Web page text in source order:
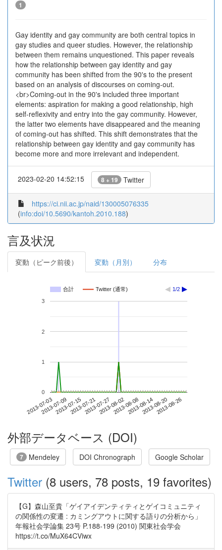
1
Gay identity and gay community are both central topics in
gay studies and queer studies. However, the relationship
between them remains unquestioned. This paper reveals
how the relationship between gay identity and gay
community has been shifted from the 90's to the present
based on an analysis of discourses on coming-out.
<br>Coming-out in the 90's included three important
elements: aspiration for making a good relationship, high
self-reflexivity and entry into the gay community. However,
the latter two elements have disappeared and the meaning
of coming-out has shifted. This shift demonstrates that the
relationship between gay identity and gay community has
become more and more irrelevant and independent.
2023-02-20 14:52:15 8 + 19 Twitter
https://ci.nii.ac.jp/naid/130005076335
(info:doi/10.5690/kantoh.2010.188)
言及状況
変動（ピーク前後） 変動（月別） 分布
合計 Twitter (通常) 1/2
2013-07-032013-07-092013-07-152013-07-212013-07-272013-08-022013-08-082013-08-142013-08-202013-08-26
0
1
2
3
外部データベース (DOI)
7 Mendeley DOI Chronograph Google Scholar
Twitter (8 users, 78 posts, 19 favorites)
【G】森山至貴「ゲイアイデンティティとゲイコミュニティ
の関係性の変遷 : カミングアウトに関する語りの分析から」
年報社会学論集 23号 P.188-199 (2010) 関東社会学会
https://t.co/MuX64CViwx